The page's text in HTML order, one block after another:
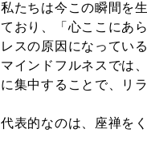
私たちは今この瞬間を
ており、「心ここにあ
レスの原因になっている
マインドフルネスでは
に集中することで、リ
代表的なのは、座禅を